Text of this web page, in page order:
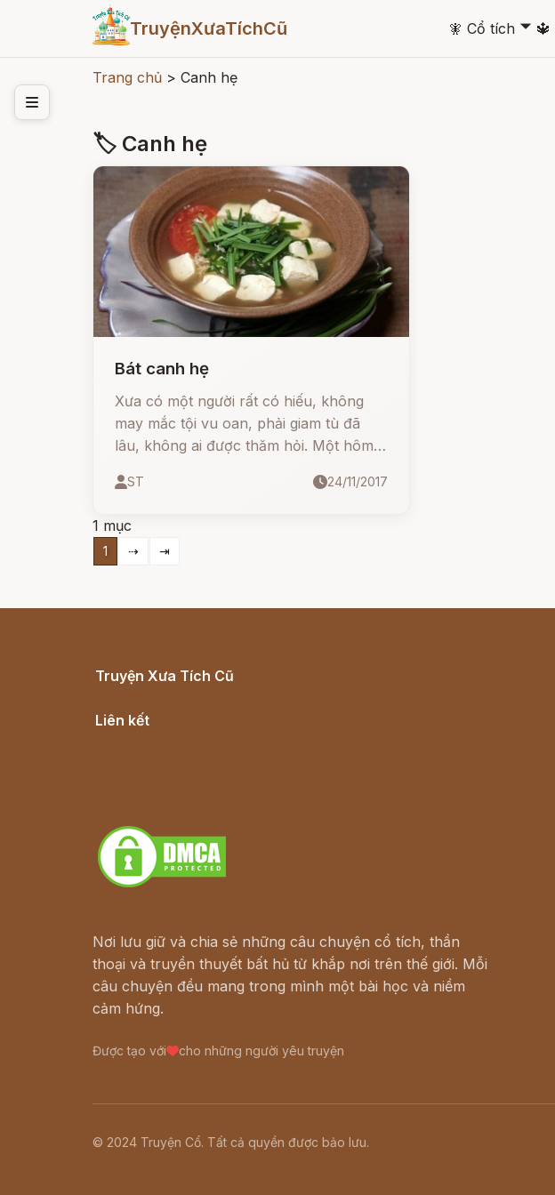
TruyệnXưaTíchCũ 🧚 Cổ tích 🞃 🔱
Trang chủ > Canh hẹ
🏷 Canh hẹ
Bát canh hẹ
Xưa có một người rất có hiếu, không
may mắc tội vu oan, phải giam tù đã
lâu, không ai được thăm hỏi. Một hôm,
ngục đưa vào.
ST 24/11/2017
1 mục
1 ⇢ ⇥
Truyện Xưa Tích Cũ
Liên kết
Nơi lưu giữ và chia sẻ những câu chuyện cổ tích, thần
thoại và truyền thuyết bất hủ từ khắp nơi trên thế giới. Mỗi
câu chuyện đều mang trong mình một bài học và niềm
cảm hứng.
Được tạo với cho những người yêu truyện
© 2024 Truyện Cổ. Tất cả quyền được bảo lưu.